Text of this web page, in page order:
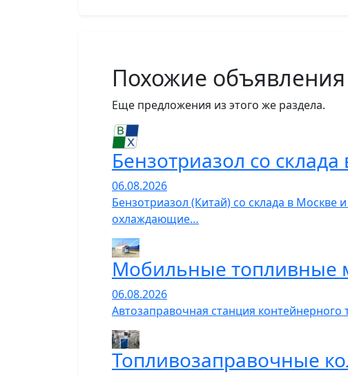
Похожие объявления
Еще предложения из этого же раздела.
Бензотриазол со
06.08.2026
Бензотриазол (Китай) со склада в
охлаждающие…
Мобильные топливные
06.08.2026
Автозаправочная станция
Топливозаправочные